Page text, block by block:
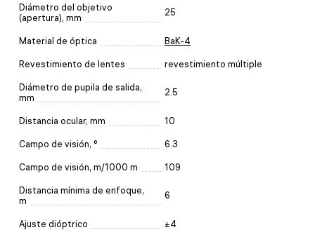
Diámetro del objetivo
(apertura), mm
25
Material de óptica BaK-4
Revestimiento de lentes revestimiento múltiple
Diámetro de pupila de salida,
mm
2.5
Distancia ocular, mm 10
Campo de visión, ° 6.3
Campo de visión, m/1000 m 109
Distancia mínima de enfoque,
m
6
Ajuste dióptrico ±4